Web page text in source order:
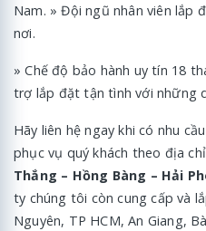
Nam. » Đội ngũ nhân viên lắp
nơi.
» Chế độ bảo hành uy tín 18
trợ lắp đặt tận tình với những
Hãy liên hệ ngay khi có nhu
phục vụ quý khách theo địa
Thắng – Hồng Bàng – Hải
ty chúng tôi còn cung cấp và
Nguyên, TP HCM, An Giang,